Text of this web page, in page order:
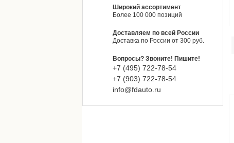
Широкий ассортимент
Более 100 000 позиций
Доставляем по всей России
Доставка по России от 300 руб.
Вопросы? Звоните! Пишите!
+7 (495) 722-78-54
+7 (903) 722-78-54
info@fdauto.ru